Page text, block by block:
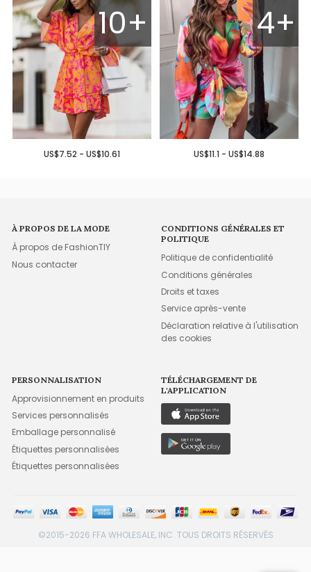
10+
US$7.52 - US$10.61
4+
US$11.1 - US$14.88
À PROPOS DE LA MODE
À propos de FashionTIY
Nous contacter
CONDITIONS GÉNÉRALES ET
POLITIQUE
Politique de confidentialité
Conditions générales
Droits et taxes
Service après-vente
Déclaration relative à l'utilisation
des cookies
PERSONNALISATION
Approvisionnement en produits
Services personnalisés
Emballage personnalisé
Étiquettes personnalisées
Étiquettes personnalisées
TÉLÉCHARGEMENT DE
L'APPLICATION
©2015-2026 FFA WHOLESALE, INC. TOUS DROITS RÉSERVÉS